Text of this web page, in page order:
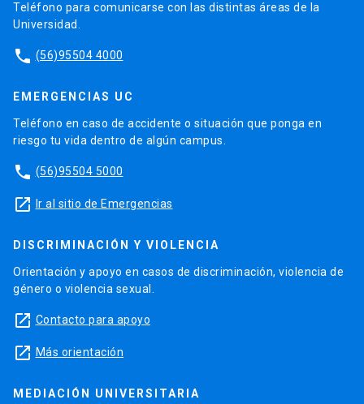
Teléfono para comunicarse con las distintas áreas de la
Universidad.
phone (56)95504 4000
EMERGENCIAS UC
Teléfono en caso de accidente o situación que ponga en
riesgo tu vida dentro de algún campus.
phone (56)95504 5000
launch Ir al sitio de Emergencias
DISCRIMINACIÓN Y VIOLENCIA
Orientación y apoyo en casos de discriminación, violencia de
género o violencia sexual.
launch Contacto para apoyo
launch Más orientación
MEDIACIÓN UNIVERSITARIA